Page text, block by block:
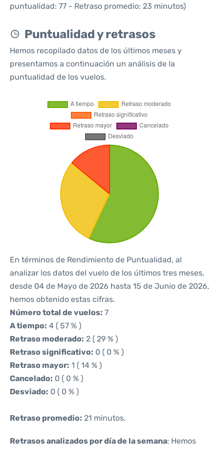
puntualidad: 77 - Retraso promedio: 23 minutos)
Puntualidad y retrasos
Hemos recopilado datos de los últimos meses y
presentamos a continuación un análisis de la
puntualidad de los vuelos.
En términos de Rendimiento de Puntualidad, al
analizar los datos del vuelo de los últimos tres meses,
desde 04 de Mayo de 2026 hasta 15 de Junio de 2026,
hemos obtenido estas cifras.
Número total de vuelos: 7
A tiempo: 4 ( 57 % )
Retraso moderado: 2 ( 29 % )
Retraso significativo: 0 ( 0 % )
Retraso mayor: 1 ( 14 % )
Cancelado: 0 ( 0 % )
Desviado: 0 ( 0 % )
Retraso promedio: 21 minutos.
Retrasos analizados por día de la semana: Hemos